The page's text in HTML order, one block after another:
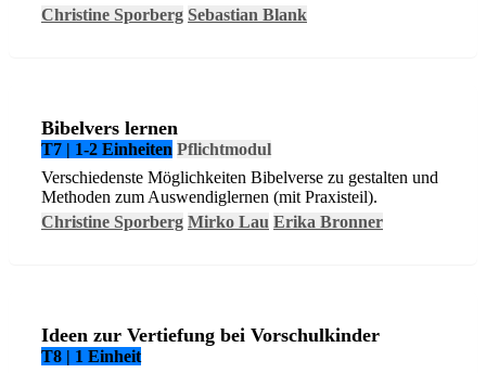
Christine Sporberg Sebastian Blank
Bibelvers lernen
T7 | 1-2 Einheiten Pflichtmodul
Verschiedenste Möglichkeiten Bibelverse zu gestalten und
Methoden zum Auswendiglernen (mit Praxisteil).
Christine Sporberg Mirko Lau Erika Bronner
Ideen zur Vertiefung bei Vorschulkinder
T8 | 1 Einheit